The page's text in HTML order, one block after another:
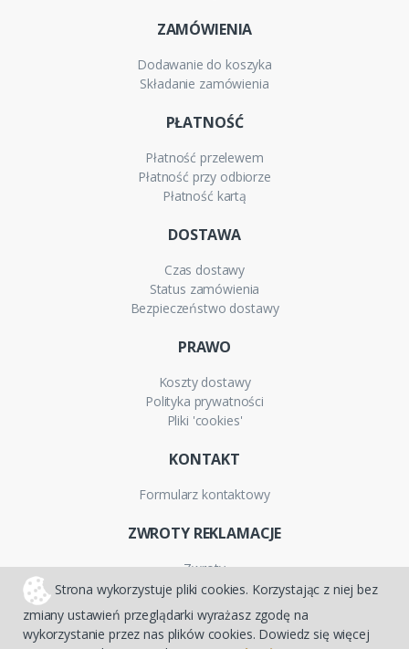
Strona wykorzystuje pliki cookies. Korzystając z niej bez
zmiany ustawień przeglądarki wyrażasz zgodę na
wykorzystanie przez nas plików cookies. Dowiedz się więcej
ZAMÓWIENIA
Dodawanie do koszyka
Składanie zamówienia
PŁATNOŚĆ
Płatność przelewem
Płatność przy odbiorze
Płatność kartą
DOSTAWA
Czas dostawy
Status zamówienia
Bezpieczeństwo dostawy
PRAWO
Koszty dostawy
Polityka prywatności
Pliki 'cookies'
KONTAKT
Formularz kontaktowy
ZWROTY REKLAMACJE
Zwroty
Reklamacje
Gwarancja